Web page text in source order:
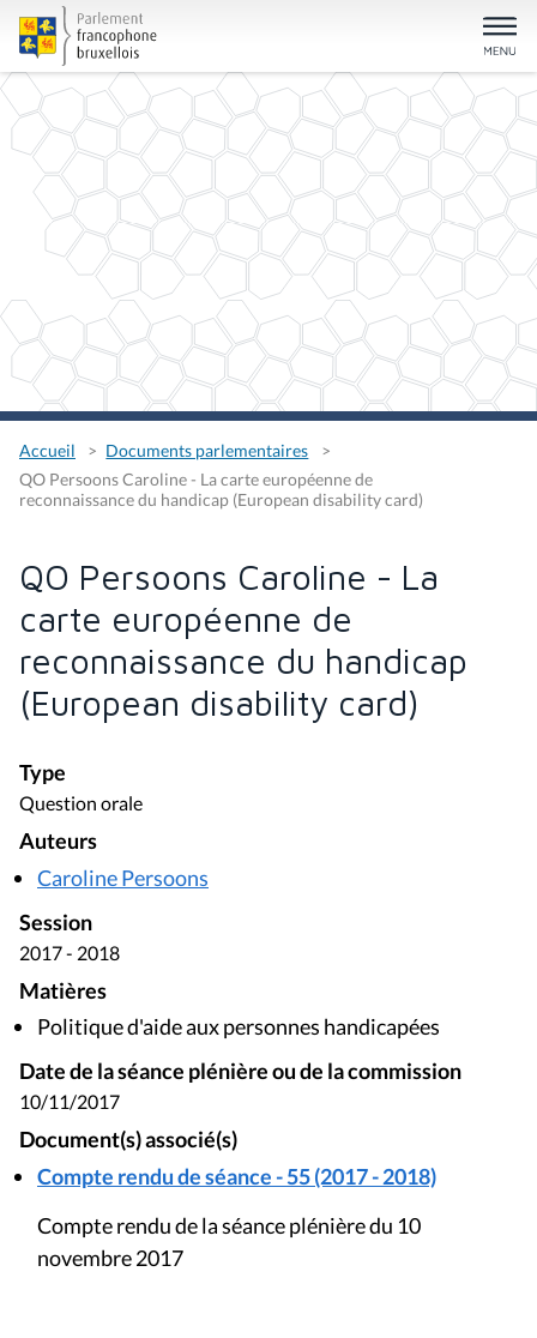
Accueil
Documents parlementaires
QO Persoons Caroline - La carte européenne de
reconnaissance du handicap (European disability card)
QO Persoons Caroline - La
carte européenne de
reconnaissance du handicap
(European disability card)
Type
Question orale
Auteurs
Caroline Persoons
Session
2017 - 2018
Matières
Politique d'aide aux personnes handicapées
Date de la séance plénière ou de la commission
10/11/2017
Document(s) associé(s)
Compte rendu de séance - 55 (2017 - 2018)
Compte rendu de la séance plénière du 10
novembre 2017